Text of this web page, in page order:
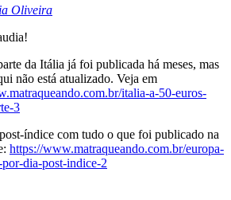
Oliveira
da Itália já foi publicada há meses, mas
não está atualizado. Veja em
italia-a-50-euros-
3
índice com tudo o que foi publicado na
https://www.matraqueando.com.br/europa-
por-dia-post-indice-2